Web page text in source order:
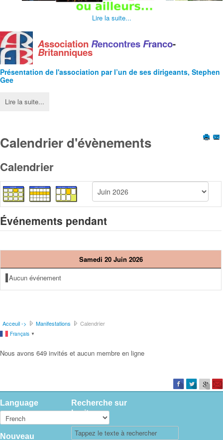
Lire la suite...
AssociationRencontresFranco-
Britanniques
Présentation de l'association par l’un de ses dirigeants, Stephen
Gee
Lire la suite...
Calendrier d'évènements
Calendrier
Événements pendant
Samedi 20 Juin 2026
Aucun événement
Acceuil -> Manifestations Calendrier
Français ▼
Nous avons 649 invités et aucun membre en ligne
Language
Nouveau
Recherche sur
le site